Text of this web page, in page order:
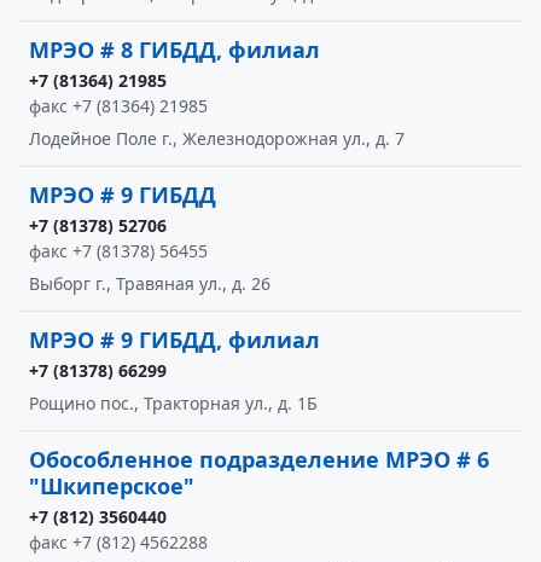
МРЭО # 8 ГИБДД, филиал
+7 (81364) 21985
факс +7 (81364) 21985
Лодейное Поле г., Железнодорожная ул., д. 7
МРЭО # 9 ГИБДД
+7 (81378) 52706
факс +7 (81378) 56455
Выборг г., Травяная ул., д. 26
МРЭО # 9 ГИБДД, филиал
+7 (81378) 66299
Рощино пос., Тракторная ул., д. 1Б
Обособленное подразделение МРЭО # 6
"Шкиперское"
+7 (812) 3560440
факс +7 (812) 4562288